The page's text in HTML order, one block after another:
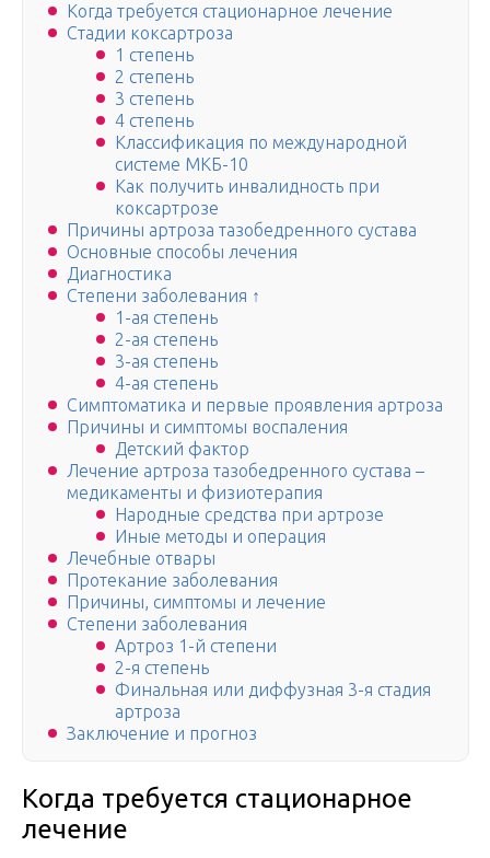
Когда требуется стационарное лечение
Стадии коксартроза
1 степень
2 степень
3 степень
4 степень
Классификация по международной
системе МКБ-10
Как получить инвалидность при
коксартрозе
Причины артроза тазобедренного сустава
Основные способы лечения
Диагностика
Степени заболевания ↑
1-ая степень
2-ая степень
3-ая степень
4-ая степень
Симптоматика и первые проявления артроза
Причины и симптомы воспаления
Детский фактор
Лечение артроза тазобедренного сустава –
медикаменты и физиотерапия
Народные средства при артрозе
Иные методы и операция
Лечебные отвары
Протекание заболевания
Причины, симптомы и лечение
Степени заболевания
Артроз 1-й степени
2-я степень
Финальная или диффузная 3-я стадия
артроза
Заключение и прогноз
Когда требуется стационарное
лечение